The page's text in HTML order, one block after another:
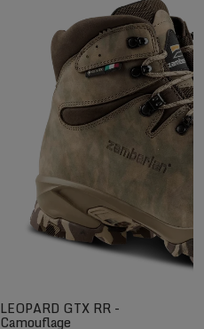
LEOPARD GTX RR -
Camouflage